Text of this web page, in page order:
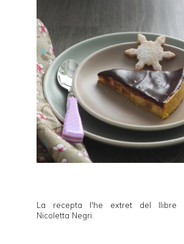
La recepta l'he extret del llibre
Nicoletta Negri.